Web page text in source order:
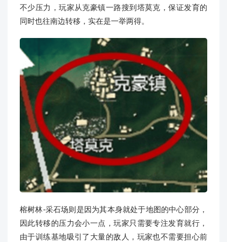
不少压力，玩家从克豪镇一路搜到塔莫克，保证发育的
同时也往南边转移，实在是一举两得。
榕树林-采石场则是因为其本身就处于地图的中心部分，
因此转移的压力会小一点，玩家只需要专注发育就行，
由于训练基地吸引了大量的敌人，玩家也不需要担心前